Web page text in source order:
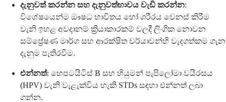
දැනුවත් කරන්න සහ දැනුවත්භාවය වැඩි කරන්න:
විශේෂයෙන්ම ඖෂධ භාවිතය හෝ ශරීරය වෙනස් කිරීම
වැනි ඉහළ අවදානම් ක්‍රියාකාරකම් වලදී ලිංගික නොවන
සම්ප්‍රේෂණ මාර්ග සහ ආරක්ෂිත චර්යාවන්හි වැදගත්කම ගැන
දැනුම පැතිරවීම.
එන්නත්: හෙපටයිටිස් B සහ හියුමන් පැපිලෝමා වයිරසය
(HPV) වැනි වැළැක්විය හැකි STDs සඳහා එන්නත් ලබා
ගන්න.